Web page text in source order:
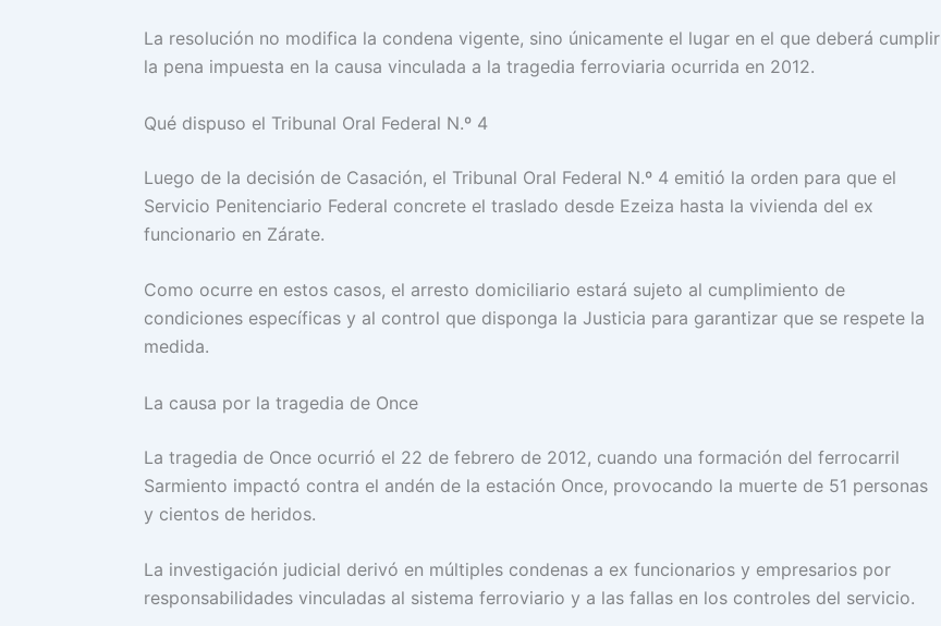
La resolución no modifica la condena vigente, sino únicamente el lugar en el que deberá cumplir
la pena impuesta en la causa vinculada a la tragedia ferroviaria ocurrida en 2012.
Qué dispuso el Tribunal Oral Federal N.º 4
Luego de la decisión de Casación, el Tribunal Oral Federal N.º 4 emitió la orden para que el
Servicio Penitenciario Federal concrete el traslado desde Ezeiza hasta la vivienda del ex
funcionario en Zárate.
Como ocurre en estos casos, el arresto domiciliario estará sujeto al cumplimiento de
condiciones específicas y al control que disponga la Justicia para garantizar que se respete la
medida.
La causa por la tragedia de Once
La tragedia de Once ocurrió el 22 de febrero de 2012, cuando una formación del ferrocarril
Sarmiento impactó contra el andén de la estación Once, provocando la muerte de 51 personas
y cientos de heridos.
La investigación judicial derivó en múltiples condenas a ex funcionarios y empresarios por
responsabilidades vinculadas al sistema ferroviario y a las fallas en los controles del servicio.